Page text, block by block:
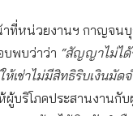
น้าที่หน่วยงานฯ กาญจน
บพบว่าว่า “สัญญาไม่ได้
ช่าไม่มีสิทธิริบเงินมัดจ
ผู้บริโภคประสานงานกั